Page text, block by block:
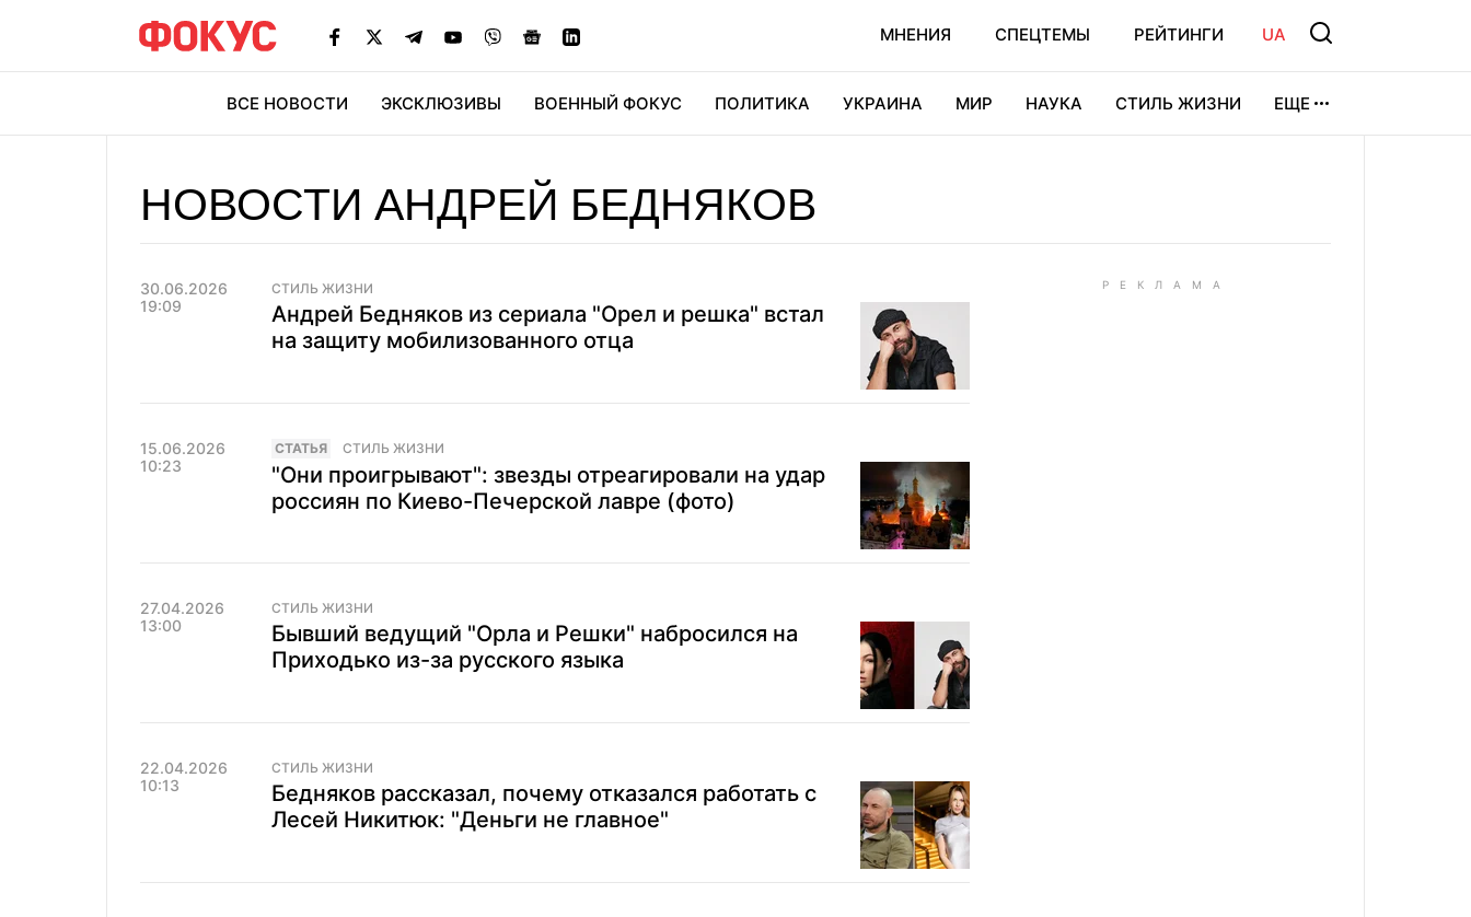
МНЕНИЯ СПЕЦТЕМЫ РЕЙТИНГИ UA
ВСЕ НОВОСТИ ЭКСКЛЮЗИВЫ ВОЕННЫЙ ФОКУС ПОЛИТИКА УКРАИНА МИР НАУКА СТИЛЬ ЖИЗНИ ЕЩЕ
НОВОСТИ АНДРЕЙ БЕДНЯКОВ
30.06.2026
19:09
СТИЛЬ ЖИЗНИ
Андрей Бедняков из сериала "Орел и решка" встал
на защиту мобилизованного отца
15.06.2026
10:23
CТАТЬЯ СТИЛЬ ЖИЗНИ
"Они проигрывают": звезды отреагировали на удар
россиян по Киево-Печерской лавре (фото)
27.04.2026
13:00
СТИЛЬ ЖИЗНИ
Бывший ведущий "Орла и Решки" набросился на
Приходько из-за русского языка
22.04.2026
10:13
СТИЛЬ ЖИЗНИ
Бедняков рассказал, почему отказался работать с
Лесей Никитюк: "Деньги не главное"